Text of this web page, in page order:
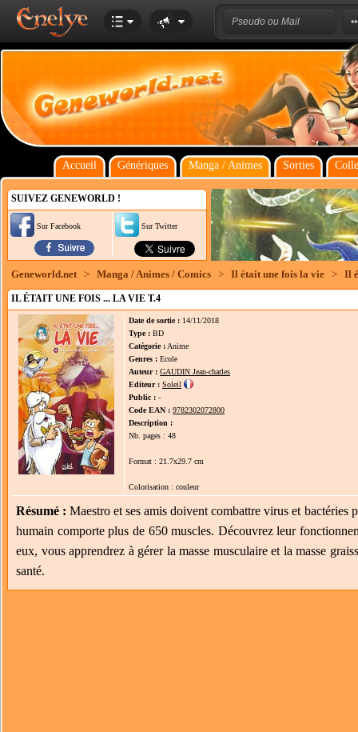
Accueil Génériques Manga / Animes Sorties
SUIVEZ GENEWORLD !
Sur Facebook Sur Twitter
Geneworld.net > Manga / Animes / Comics > Il était une fois la vie > Il
IL ÉTAIT UNE FOIS ... LA VIE T.4
Date de sortie : 14/11/2018
Type : BD
Catégorie : Anime
Genres : Ecole
Auteur : GAUDIN Jean-charles
Editeur : Soleil
Public : -
Code EAN : 9782302072800
Description :
Nb. pages : 48
Format : 21.7x29.7 cm
Colorisation : couleur
Résumé : Maestro et ses amis doivent combattre virus et bactéries
humain comporte plus de 650 muscles. Découvrez leur
eux, vous apprendrez à gérer la masse musculaire et la masse
santé.